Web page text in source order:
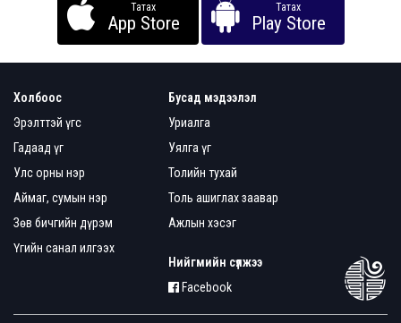
Татах
App Store
Татах
Play Store
Холбоос
Эрэлттэй үгс
Гадаад үг
Улс орны нэр
Аймаг, сумын нэр
Зөв бичгийн дүрэм
Үгийн санал илгээх
Бусад мэдээлэл
Уриалга
Уялга үг
Толийн тухай
Толь ашиглах заавар
Ажлын хэсэг
Нийгмийн сүлжээ
Facebook